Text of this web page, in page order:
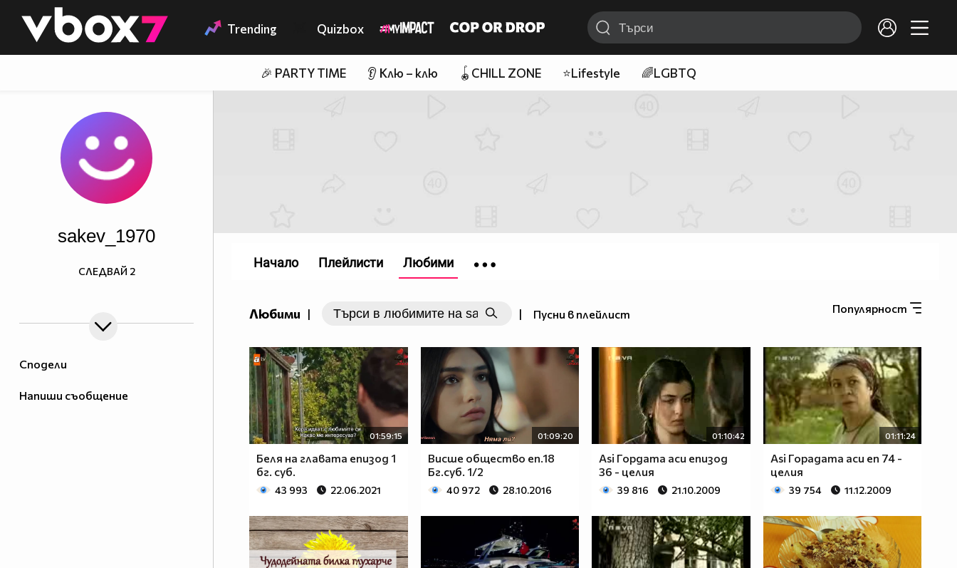
👾 Trending Quizbox
🎉 PARTY TIME 👂 Клю – клю 🪀CHILL ZONE ⭐Lifestyle 🌈LGBTQ
Сподели
Напиши съобщение
sakev_1970
СЛЕДВАЙ 2
Любими | | Пусни в плейлист Популярност
01:59:15
Беля на главата епизод 1
бг. суб.
43 993 22.06.2021
01:09:20
Висше общество еп.18
Бг.суб. 1/2
40 972 28.10.2016
01:10:42
Asi Гордата аси епизод
36 - целия
39 816 21.10.2009
01:11:24
Asi Горадата аси еп 74 -
целия
39 754 11.12.2009
Начало Плейлисти Любими